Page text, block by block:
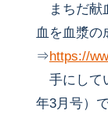
まちだ献
血を血漿の
⇒https://
手にして
年3月号）で